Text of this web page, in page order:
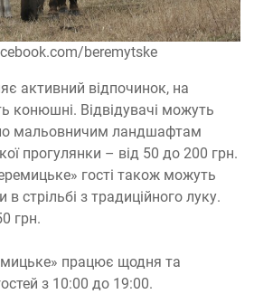
beremytske
активний відпочинок, на
конюшні. Відвідувачі можуть
мальовничим ландшафтам
прогулянки – від 50 до 200 грн.
гості також можуть
в стрільбі з традиційного луку.
грн.
працює щодня та
з 10:00 до 19:00.